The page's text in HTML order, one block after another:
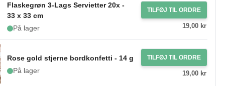
Flaskegrøn 3-Lags Servietter 20x -
33 x 33 cm
På lager
TILFØJ TIL ORDRE
19,00 kr
Rose gold stjerne bordkonfetti - 14 g
På lager
TILFØJ TIL ORDRE
19,00 kr